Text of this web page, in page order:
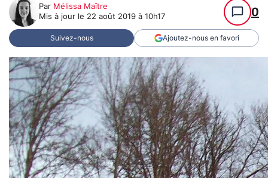
Par Mélissa Maître
Mis à jour le 22 août 2019 à 10h17 0
Suivez-nous Ajoutez-nous en favori